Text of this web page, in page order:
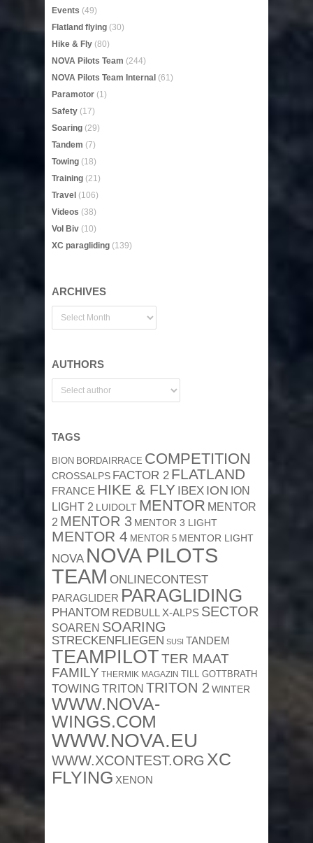
Events (49)
Flatland flying (30)
Hike & Fly (80)
NOVA Pilots Team (244)
NOVA Pilots Team Internal (61)
Paramotor (1)
Safety (17)
Soaring (29)
Tandem (7)
Towing (18)
Training (21)
Travel (106)
Videos (38)
Vol Biv (10)
XC paragliding (139)
ARCHIVES
AUTHORS
TAGS
BION BORDAIRRACE COMPETITION
CROSSALPS FACTOR 2 FLATLAND
FRANCE HIKE & FLY IBEX ION ION
LIGHT 2 LUIDOLT MENTOR MENTOR
2 MENTOR 3 MENTOR 3 LIGHT
MENTOR 4 MENTOR 5 MENTOR LIGHT
NOVA NOVA PILOTS
TEAM ONLINECONTEST
PARAGLIDER PARAGLIDING
PHANTOM REDBULL X-ALPS SECTOR
SOAREN SOARING
STRECKENFLIEGEN SUSI TANDEM
TEAMPILOTTER MAAT
FAMILY THERMIK MAGAZIN TILL GOTTBRATH
TOWING TRITON TRITON 2 WINTER
WWW.NOVA-
WINGS.COM
WWW.NOVA.EU
WWW.XCONTEST.ORG XC
FLYING XENON